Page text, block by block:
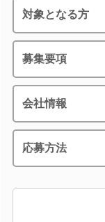
対象となる方
募集要項
会社情報
応募方法